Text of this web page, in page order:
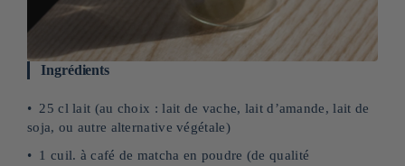
Ingrédients
25 cl lait (au choix : lait de vache, lait d’amande, lait de
soja, ou autre alternative végétale)
1 cuil. à café de matcha en poudre (de qualité